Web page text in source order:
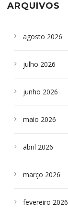
ARQUIVOS
agosto 2026
julho 2026
junho 2026
maio 2026
abril 2026
março 2026
fevereiro 2026